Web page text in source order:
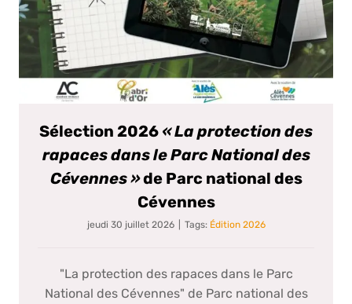
Sélection 2026 « La protection des
rapaces dans le Parc National des
Cévennes »de Parc national des
Cévennes
jeudi 30 juillet 2026 Tags: Édition 2026
"La protection des rapaces dans le Parc
National des Cévennes" de Parc national des